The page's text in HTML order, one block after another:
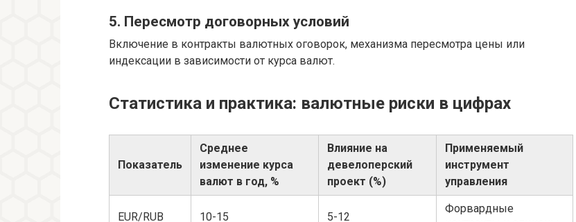
5. Пересмотр договорных условий
Включение в контракты валютных оговорок, механизма пересмотра цены или
индексации в зависимости от курса валют.
Статистика и практика: валютные риски в цифрах
Показатель
Среднее
изменение курса
валют в год, %
Влияние на
девелоперский
проект (%)
Применяемый
инструмент
управления
EUR/RUB 10-15 5-12
Форвардные